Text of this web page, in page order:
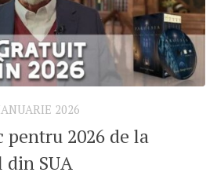
2026
2026 de la
din SUA